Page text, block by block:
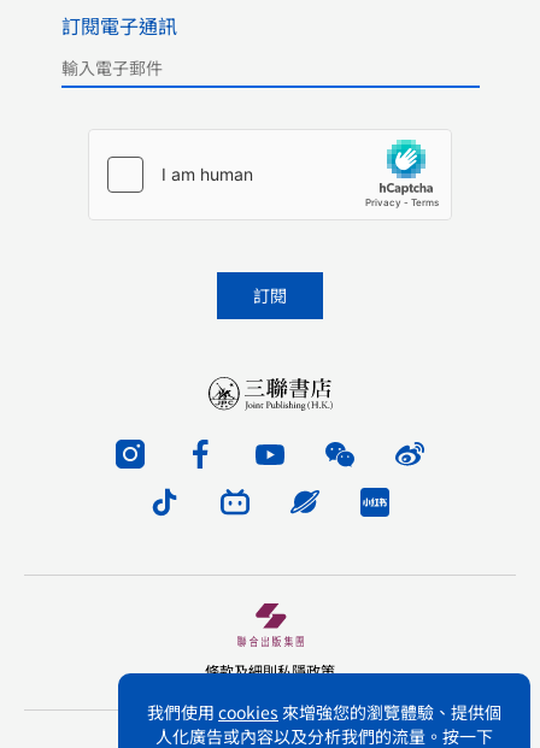
我們使用 cookies 來增強您的瀏覽體驗、提供個
人化廣告或內容以及分析我們的流量。按一下
訂閱電子通訊
條款及細則私隱政策